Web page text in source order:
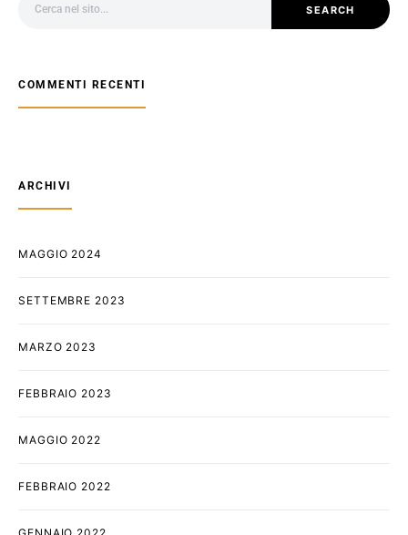
SEARCH
COMMENTI RECENTI
ARCHIVI
MAGGIO 2024
SETTEMBRE 2023
MARZO 2023
FEBBRAIO 2023
MAGGIO 2022
FEBBRAIO 2022